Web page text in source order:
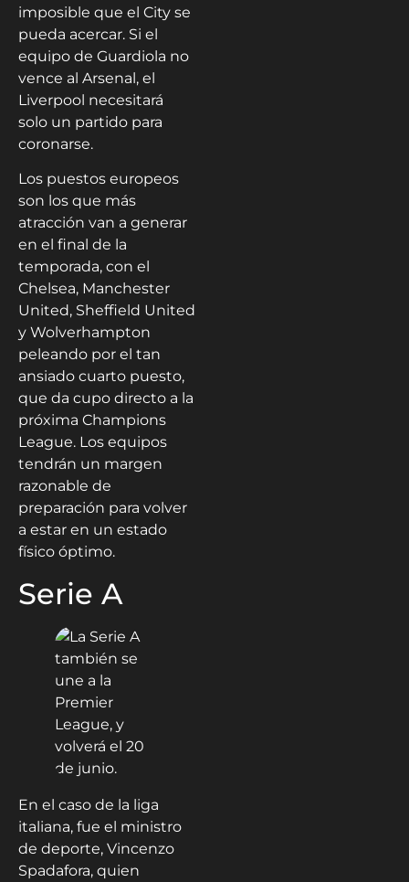
imposible que el City se
pueda acercar. Si el
equipo de Guardiola no
vence al Arsenal, el
Liverpool necesitará
solo un partido para
coronarse.
Los puestos europeos
son los que más
atracción van a generar
en el final de la
temporada, con el
Chelsea, Manchester
United, Sheffield United
y Wolverhampton
peleando por el tan
ansiado cuarto puesto,
que da cupo directo a la
próxima Champions
League. Los equipos
tendrán un margen
razonable de
preparación para volver
a estar en un estado
físico óptimo.
Serie A
En el caso de la liga
italiana, fue el ministro
de deporte, Vincenzo
Spadafora, quien